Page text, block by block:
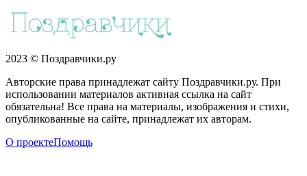
2023 © Поздравчики.ру
Авторские права принадлежат сайту Поздравчики.ру. При
использовании материалов активная ссылка на сайт
обязательна! Все права на материалы, изображения и стихи,
опубликованные на сайте, принадлежат их авторам.
О проектеПомощь